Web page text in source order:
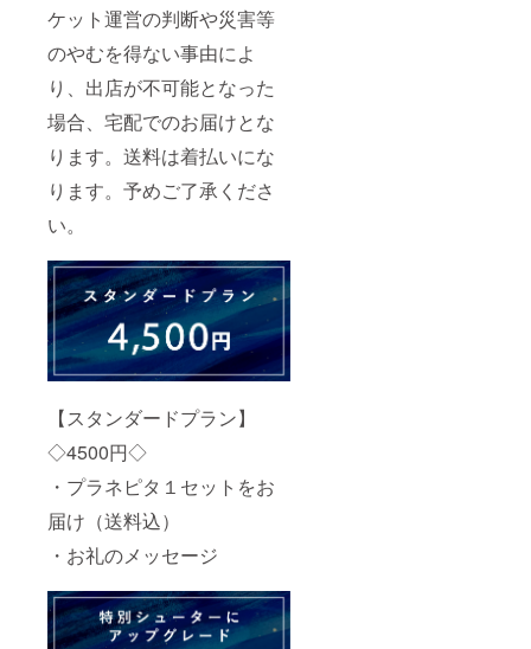
ケット運営の判断や災害等
のやむを得ない事由によ
り、出店が不可能となった
場合、宅配でのお届けとな
ります。送料は着払いにな
ります。予めご了承くださ
い。
【スタンダードプラン】
◇4500円◇
・プラネピタ１セットをお
届け（送料込）
・お礼のメッセージ